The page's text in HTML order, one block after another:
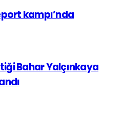
kampı’nda
Bahar Yalçınkaya